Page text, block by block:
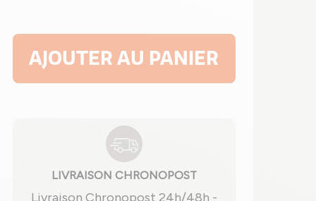
AJOUTER AU PANIER
LIVRAISON CHRONOPOST
Livraison Chronopost 24h/48h -